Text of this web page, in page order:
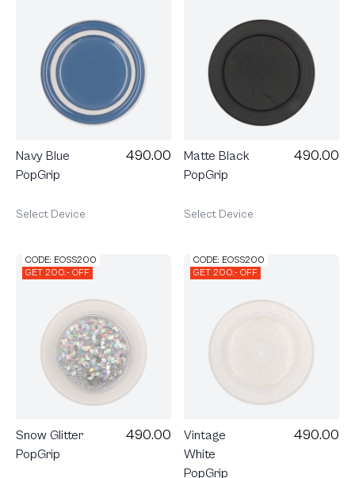
Navy Blue
PopGrip
490.00
Select Device
Matte Black
PopGrip
490.00
Select Device
CODE: EOSS200
GET 200.- OFF
Snow Glitter
PopGrip
490.00
CODE: EOSS200
GET 200.- OFF
Vintage
White
PopGrip
490.00